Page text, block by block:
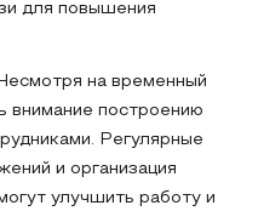
для повышения
на временный
внимание построению
Регулярные
и организация
улучшить работу и